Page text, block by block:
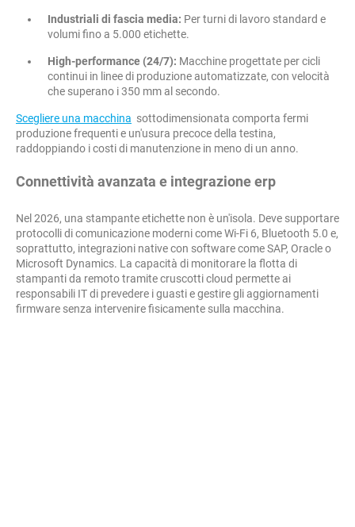
Industriali di fascia media: Per turni di lavoro standard e
volumi fino a 5.000 etichette.
High-performance (24/7): Macchine progettate per cicli
continui in linee di produzione automatizzate, con velocità
che superano i 350 mm al secondo.
Scegliere una macchina sottodimensionata comporta fermi
produzione frequenti e un'usura precoce della testina,
raddoppiando i costi di manutenzione in meno di un anno.
Connettività avanzata e integrazione erp
Nel 2026, una stampante etichette non è un'isola. Deve supportare
protocolli di comunicazione moderni come Wi-Fi 6, Bluetooth 5.0 e,
soprattutto, integrazioni native con software come SAP, Oracle o
Microsoft Dynamics. La capacità di monitorare la flotta di
stampanti da remoto tramite cruscotti cloud permette ai
responsabili IT di prevedere i guasti e gestire gli aggiornamenti
firmware senza intervenire fisicamente sulla macchina.